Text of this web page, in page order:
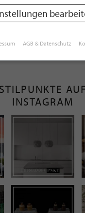
BEI
STILPUNKTE AUF
INSTAGRAM
AGB & Datenschutz